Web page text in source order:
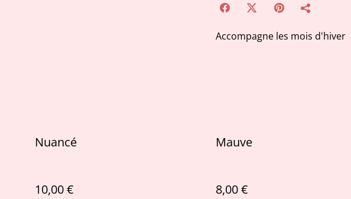
Accompagne les mois d'hiver
Nuancé
10,00 €
Mauve
8,00 €